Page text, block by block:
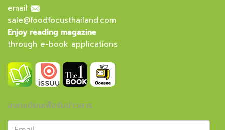
email
sale@foodfocusthailand.com
Enjoy reading magazine
through e-book applications
ลงทะเบียนเพื่อรับข่าวสาร